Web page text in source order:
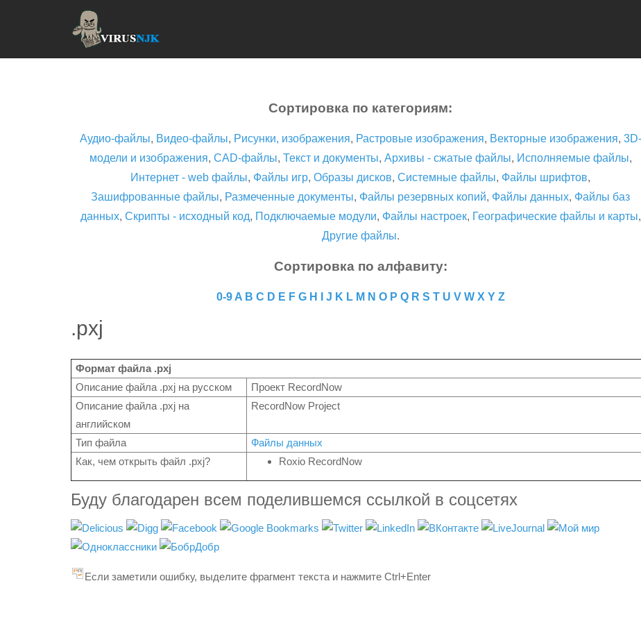
Сортировка по категориям:
Аудио-файлы, Видео-файлы, Рисунки, изображения, Растровые изображения, Векторные изображения, 3D-
модели и изображения, CAD-файлы, Текст и документы, Архивы - сжатые файлы, Исполняемые файлы,
Интернет - web файлы, Файлы игр, Образы дисков, Системные файлы, Файлы шрифтов,
Зашифрованные файлы, Размеченные документы, Файлы резервных копий, Файлы данных, Файлы баз
данных, Скрипты - исходный код, Подключаемые модули, Файлы настроек, Географические файлы и карты,
Другие файлы.
Сортировка по алфавиту:
0-9 A B C D E F G H J K L M N O P Q R S T U V W X Y Z
.pxj
Формат файла .pxj
Описание файла .pxj на русском
Проект RecordNow
Описание файла .pxj на
английском
RecordNow Project
Тип файла
Файлы данных
Как, чем открыть файл .pxj?
Roxio RecordNow
Буду благодарен всем поделившемся ссылкой в соцсетях
Если заметили ошибку, выделите фрагмент текста и нажмите Ctrl+Enter